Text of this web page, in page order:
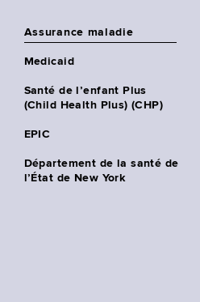
Assurance maladie
Medicaid
Santé de l’enfant Plus
(Child Health Plus) (CHP)
EPIC
Département de la santé de
l’État de New York